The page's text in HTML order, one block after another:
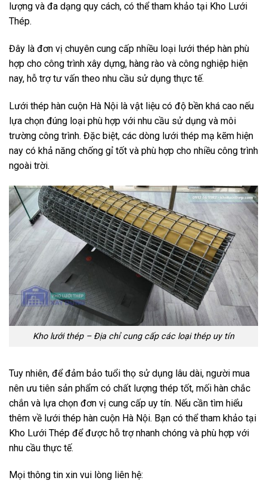
lượng và đa dạng quy cách, có thể tham khảo tại Kho Lưới
Thép.
Đây là đơn vị chuyên cung cấp nhiều loại lưới thép hàn phù
hợp cho công trình xây dựng, hàng rào và công nghiệp hiện
nay, hỗ trợ tư vấn theo nhu cầu sử dụng thực tế.
Lưới thép hàn cuộn Hà Nội là vật liệu có độ bền khá cao nếu
lựa chọn đúng loại phù hợp với nhu cầu sử dụng và môi
trường công trình. Đặc biệt, các dòng lưới thép mạ kẽm hiện
nay có khả năng chống gỉ tốt và phù hợp cho nhiều công trình
ngoài trời.
Kho lưới thép – Địa chỉ cung cấp các loại thép uy tín
Tuy nhiên, để đảm bảo tuổi thọ sử dụng lâu dài, người mua
nên ưu tiên sản phẩm có chất lượng thép tốt, mối hàn chắc
chắn và lựa chọn đơn vị cung cấp uy tín. Nếu cần tìm hiểu
thêm về lưới thép hàn cuộn Hà Nội. Bạn có thể tham khảo tại
Kho Lưới Thép để được hỗ trợ nhanh chóng và phù hợp với
nhu cầu thực tế.
Mọi thông tin xin vui lòng liên hệ: